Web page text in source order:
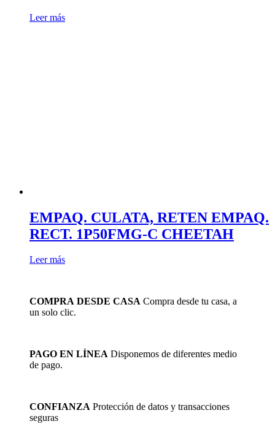
Leer más
EMPAQ. CULATA, RETEN EMPAQ.
RECT. 1P50FMG-C CHEETAH
Leer más
COMPRA DESDE CASA Compra desde tu casa, a
un solo clic.
PAGO EN LÍNEA Disponemos de diferentes medio
de pago.
CONFIANZA Protección de datos y transacciones
seguras